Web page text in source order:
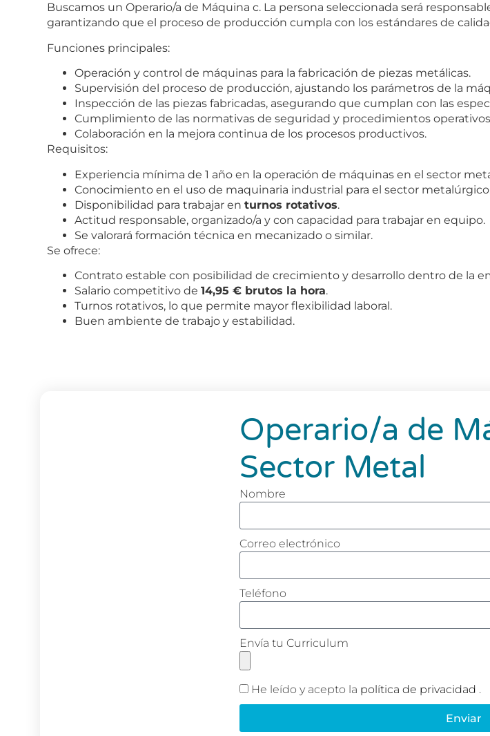
Buscamos un Operario/a de Máquina c. La persona seleccionada será
garantizando que el proceso de producción cumpla con los estándares de
Funciones principales:
Operación y control de máquinas para la fabricación de piezas metálicas.
Supervisión del proceso de producción, ajustando los parámetros de la
Inspección de las piezas fabricadas, asegurando que cumplan con las
Cumplimiento de las normativas de seguridad y procedimientos
Colaboración en la mejora continua de los procesos productivos.
Requisitos:
Experiencia mínima de 1 año en la operación de máquinas en el sector
Conocimiento en el uso de maquinaria industrial para el sector
Disponibilidad para trabajar en turnos rotativos.
Actitud responsable, organizado/a y con capacidad para trabajar en equipo.
Se valorará formación técnica en mecanizado o similar.
Se ofrece:
Contrato estable con posibilidad de crecimiento y desarrollo dentro de la
Salario competitivo de 14,95 € brutos la hora.
Turnos rotativos, lo que permite mayor flexibilidad laboral.
Buen ambiente de trabajo y estabilidad.
Operario/a de
Sector Metal
Nombre
Correo electrónico
Teléfono
Envía tu Curriculum
He leído y acepto la política de privacidad .
Enviar